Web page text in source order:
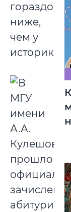
гораздо
ниже,
чем у
историков.